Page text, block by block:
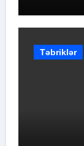
Təbriklər